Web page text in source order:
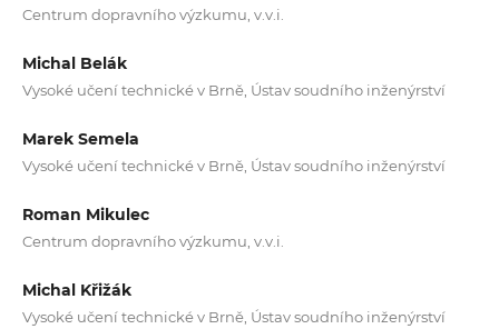
Centrum dopravního výzkumu, v.v.i.
Michal Belák
Vysoké učení technické v Brně, Ústav soudního inženýrství
Marek Semela
Vysoké učení technické v Brně, Ústav soudního inženýrství
Roman Mikulec
Centrum dopravního výzkumu, v.v.i.
Michal Křižák
Vysoké učení technické v Brně, Ústav soudního inženýrství